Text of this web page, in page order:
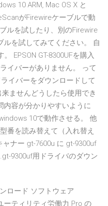
10 ARM, Mac OS X と
がFirewireケーブルで動
ルを試したり、別のFirewire
を試してみてください。 自
EPSON GT-8300UFを購入
イバーがありません。 って
イバーをダウンロードして
ませんどうしたら使用でき
容が分かりやすいように
10で動作させる。 他
番を読み替えて（入れ替え
ナー gt-7600u に gt-9300uf
9300uf用ドライバのダウン
ロード ソフトウェア
ーティリティ労働力 Pro の